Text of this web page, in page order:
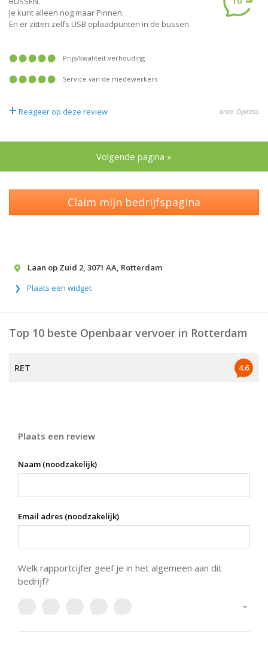
Je kunt alleen nog maar Pinnen.
En er zitten zelfs USB oplaadpunten in de bussen.
prijs/kwaliteit verhouding
service van de medewerkers
+ Reageer op deze review bron: Opiness
Volgende pagina »
Claim mijn bedrijfspagina
Laan op Zuid 2, 3071 AA, Rotterdam
Plaats een widget
Top 10 beste Openbaar vervoer in Rotterdam
RET 4.6
Plaats een review
Naam (noodzakelijk)
Email adres (noodzakelijk)
Welk rapportcijfer geef je in het algemeen aan dit
bedrijf?
-